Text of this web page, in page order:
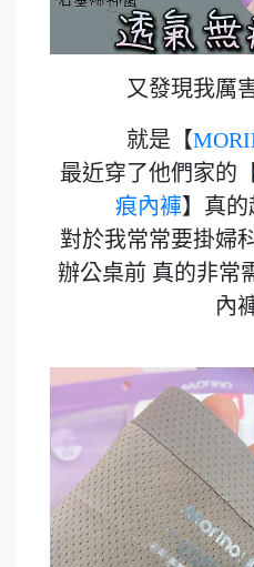
又發現我厲
就是【
最近穿了他們家的
痕內褲】真
對於我常常要掛婦
辦公桌前 真的非常
內